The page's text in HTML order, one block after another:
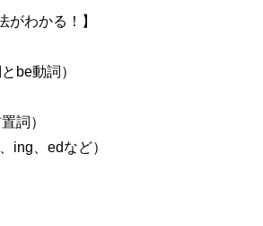
がわかる！】
be動詞）
詞）
ing、edなど）